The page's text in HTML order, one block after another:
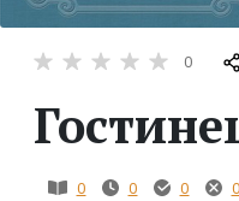
0
0 0 0 0